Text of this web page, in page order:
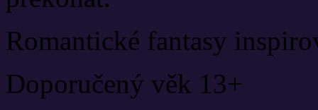
Romantické fantasy
Doporučený věk 13+